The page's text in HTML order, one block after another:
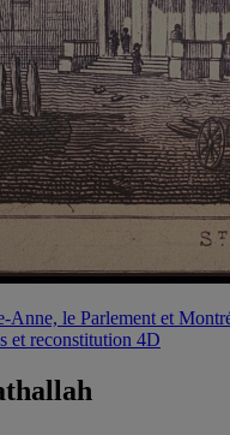
Anne, le Parlement et
et reconstitution 4D